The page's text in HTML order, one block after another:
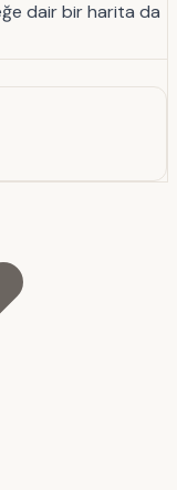
dair bir harita da